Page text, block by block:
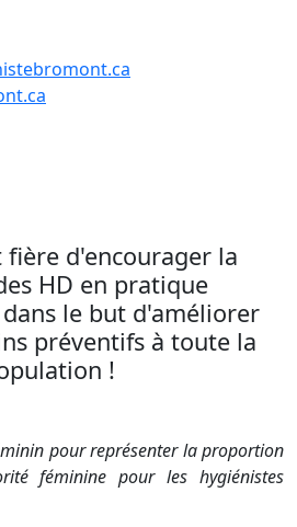
fière d'encourager la
HD en pratique
le but d'améliorer
préventifs à toute la
!
pour représenter la proportion
féminine pour les hygiénistes